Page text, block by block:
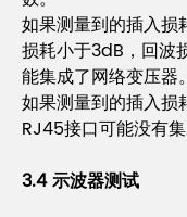
如果测量到的插入损
损耗小于3dB，回波
能集成了网络变压器。
如果测量到的插入损
RJ45接口可能没有集
3.4 示波器测试